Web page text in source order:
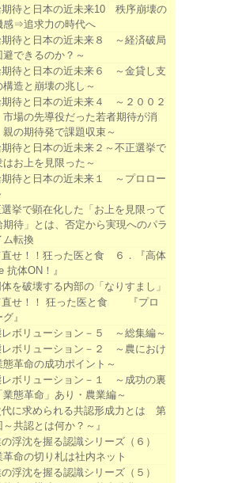
期待と日本の近未来10 秩序崩壊の
感⇒追求力の時代へ
期待と日本の近未来８ ～経済破局
避できるのか？～
期待と日本の近未来６ ～金貸し支
構造と崩壊の兆し～
期待と日本の近未来４ ～２００２
市場の先導役だった若者期待が消
親の期待発で課題収束～
期待と日本の近未来２～不正選挙で
はお上を見限った～
期待と日本の近未来１ ～プロロー
挙で顕在化した「お上を見限って
期待」とは、否定から実現へのパラ
ム転換
直せ！！狂った医と食 ６．『高体
抗体ON！』
を破壊する内部の「なりすまし」
直せ！！ 狂った医と食 『プロ
』
レボリューション－５ ～総集編～
レボリューション－２ ～農におけ
態革命の成功ポイント～
レボリューション－１ ～成功の裏
業態革命」あり・農業編～
代に求められる共認形成力とは 第
～共認とは何か？～』
浮沈を握る認識シリーズ（６）
革命の切り札は社内ネット
浮沈を握る認識シリーズ（５）